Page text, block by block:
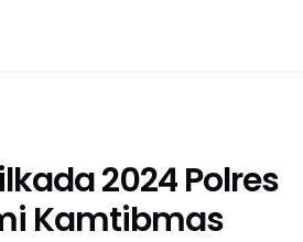
2024 Polres
Kamtibmas